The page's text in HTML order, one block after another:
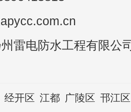
雷电防水工程有限公
经开区 江都 广陵区 邗江区